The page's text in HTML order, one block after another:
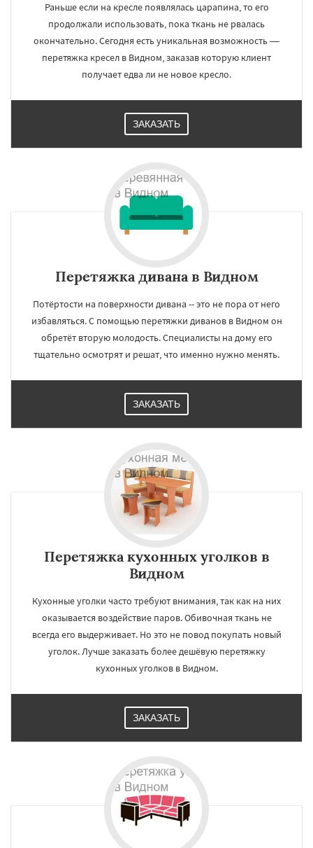
Раньше если на кресле появлялась царапина, то его
продолжали использовать, пока ткань не рвалась
окончательно. Сегодня есть уникальная возможность —
перетяжка кресел в Видном, заказав которую клиент
получает едва ли не новое кресло.
ЗАКАЗАТЬ
Перетяжка дивана в Видном
Потёртости на поверхности дивана -- это не пора от него
избавляться. С помощью перетяжки диванов в Видном он
обретёт вторую молодость. Специалисты на дому его
тщательно осмотрят и решат, что именно нужно менять.
ЗАКАЗАТЬ
Перетяжка кухонных уголков в
Видном
Кухонные уголки часто требуют внимания, так как на них
оказывается воздействие паров. Обивочная ткань не
всегда его выдерживает. Но это не повод покупать новый
уголок. Лучше заказать более дешёвую перетяжку
кухонных уголков в Видном.
ЗАКАЗАТЬ